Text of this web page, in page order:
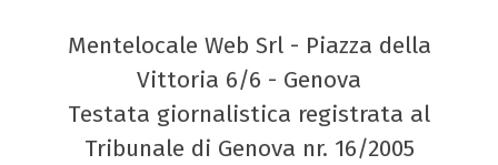
Mentelocale Web Srl - Piazza della
Vittoria 6/6 - Genova
Testata giornalistica registrata al
Tribunale di Genova nr. 16/2005